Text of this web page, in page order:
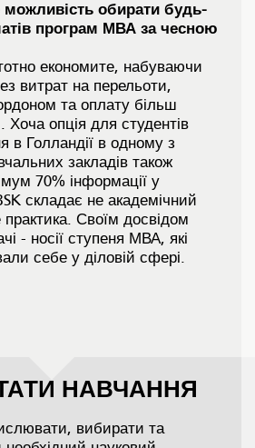
можливість обирати будь-
програм МВА за чесною
економите, набуваючи
витрат на перельоти,
та оплату більш
Хоча опція для студентів
в Голландії в одному з
закладів також
70% інформації у
складає не академічний
Своїм досвідом
- носії ступеня МВА, які
себе у діловій сфері.
НАВЧАННЯ
вибирати та